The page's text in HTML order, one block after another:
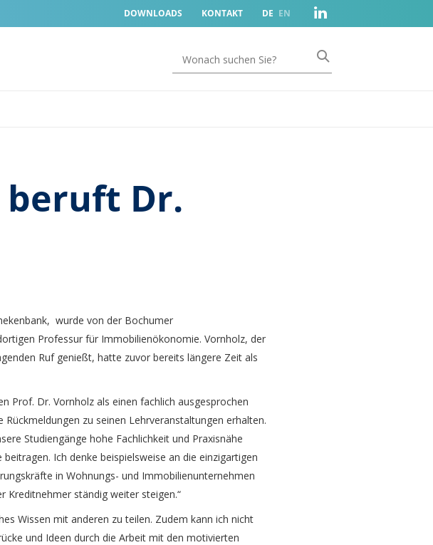
DOWNLOADS KONTAKT DE EN
beruft Dr.
wurde von der Bochumer
Professur für Immobilienökonomie. Vornholz, der
Ruf genießt, hatte zuvor bereits längere Zeit als
Prof. Dr. Vornholz als einen fachlich ausgesprochen
zu seinen Lehrveranstaltungen erhalten.
Studiengänge hohe Fachlichkeit und Praxisnähe
Ich denke beispielsweise an die einzigartigen
in Wohnungs- und Immobilienunternehmen
Kreditnehmer ständig weiter steigen.“
Wissen mit anderen zu teilen. Zudem kann ich nicht
und Ideen durch die Arbeit mit den motivierten